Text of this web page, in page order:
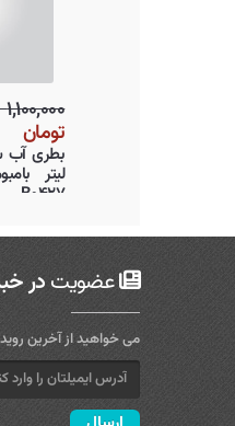
عضویتدر
می خواهید از آخرین